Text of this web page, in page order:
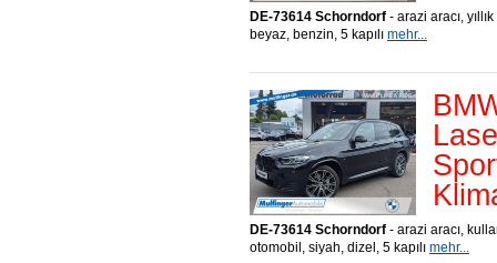
DE-73614 Schorndorf - arazi aracı,
beyaz, benzin, 5 kapılı mehr...
DE-73614 Schorndorf - arazi aracı,
otomobil, siyah, dizel, 5 kapılı mehr...